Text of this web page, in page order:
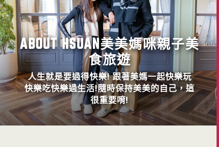
ABOUT HSUAN美美媽咪親子美
食旅遊
人生就是要過得快樂! 跟著美媽一起快樂玩
快樂吃快樂過生活!隨時保持美美的自己，這
很重要唷!